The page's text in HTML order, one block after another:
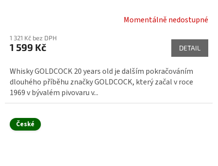
Momentálně nedostupné
1 321 Kč bez DPH
1 599 Kč DETAIL
Whisky GOLDCOCK 20 years old je dalším pokračováním
dlouhého příběhu značky GOLDCOCK, který začal v roce
1969 v bývalém pivovaru v...
České